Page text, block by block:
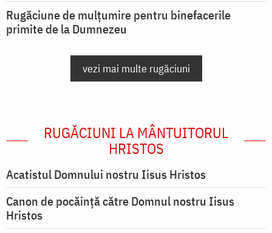
Rugăciune de mulțumire pentru binefacerile
primite de la Dumnezeu
vezi mai multe rugăciuni
RUGĂCIUNI LA MÂNTUITORUL
HRISTOS
Acatistul Domnului nostru Iisus Hristos
Canon de pocăință către Domnul nostru Iisus
Hristos